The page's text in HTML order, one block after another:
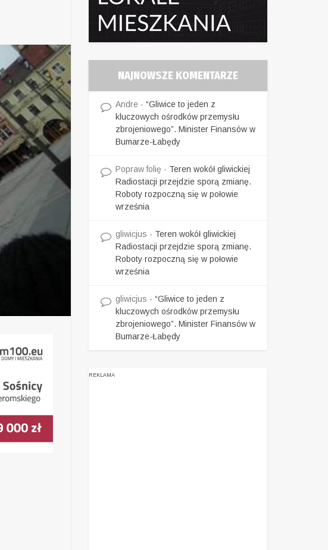
NAJNOWSZE KOMENTARZE
Andre - “Gliwice to jeden z
kluczowych ośrodków przemysłu
zbrojeniowego”. Minister Finansów w
Bumarze-Łabędy
Popraw folię - Teren wokół gliwickiej
Radiostacji przejdzie sporą zmianę.
Roboty rozpoczną się w połowie
września
gliwicjus - Teren wokół gliwickiej
Radiostacji przejdzie sporą zmianę.
Roboty rozpoczną się w połowie
września
gliwicjus - “Gliwice to jeden z
kluczowych ośrodków przemysłu
zbrojeniowego”. Minister Finansów w
Bumarze-Łabędy
REKLAMA